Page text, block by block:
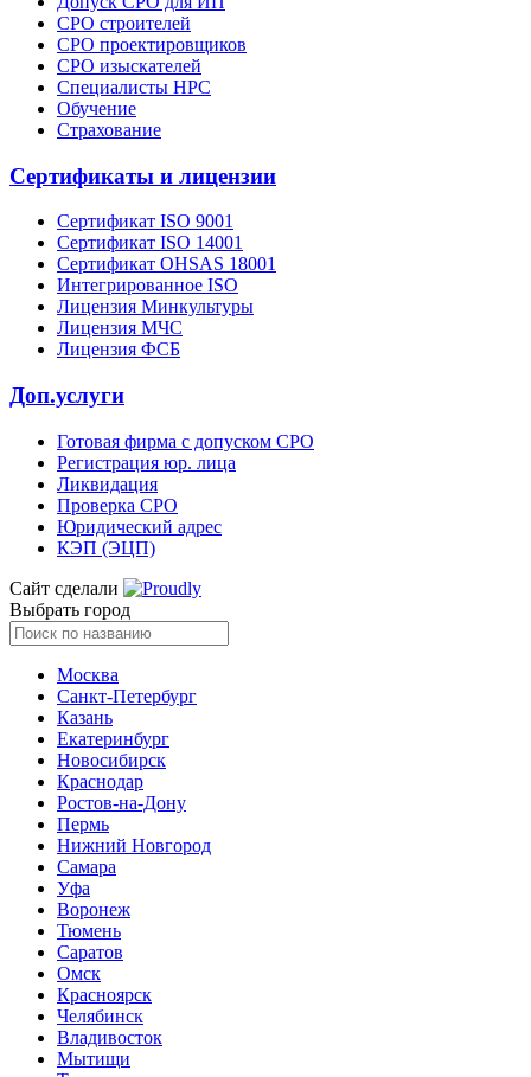
СРО строителей
СРО проектировщиков
СРО изыскателей
Специалисты НРС
Обучение
Страхование
Сертификаты и лицензии
Сертификат ISO 9001
Сертификат ISO 14001
Сертификат OHSAS 18001
Интегрированное ISO
Лицензия Минкультуры
Лицензия МЧС
Лицензия ФСБ
Доп.услуги
Готовая фирма с допуском СРО
Регистрация юр. лица
Ликвидация
Проверка СРО
Юридический адрес
КЭП (ЭЦП)
Сайт сделали
Выбрать город
Москва
Санкт-Петербург
Казань
Екатеринбург
Новосибирск
Краснодар
Ростов-на-Дону
Пермь
Нижний Новгород
Самара
Уфа
Воронеж
Тюмень
Саратов
Омск
Красноярск
Челябинск
Владивосток
Мытищи